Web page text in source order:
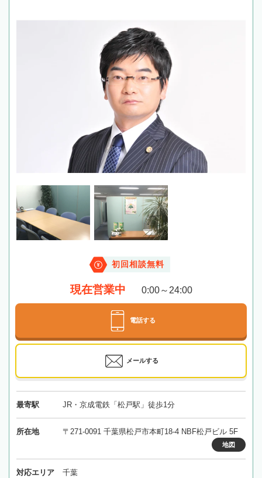
初回相談無料
現在営業中 0:00～24:00
電話する
メールする
最寄駅 JR・京成電鉄「松戸駅」徒歩1分
所在地 〒271-0091 千葉県松戸市本町18-4 NBF松戸ビル 5F
地図
対応エリア 千葉